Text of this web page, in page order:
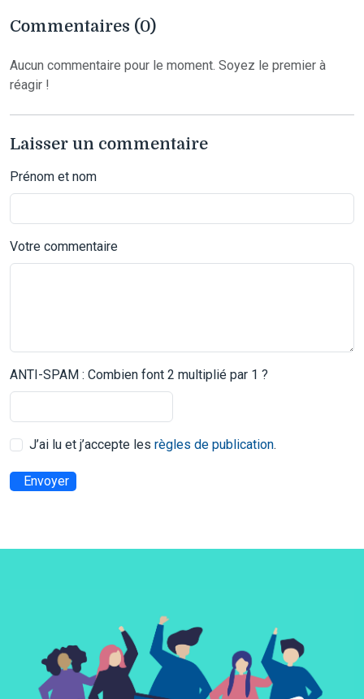
Commentaires (0)
Aucun commentaire pour le moment. Soyez le premier à
réagir !
Laisser un commentaire
Prénom et nom
Votre commentaire
ANTI-SPAM : Combien font 2 multiplié par 1 ?
J’ai lu et j’accepte les règles de publication.
Envoyer